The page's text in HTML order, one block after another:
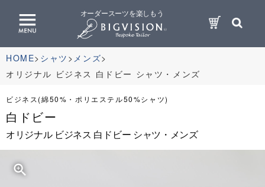
オーダースーツを楽しもう
HOME シャツ
メンズ
オリジナル ビジネス 白ドビー シャツ・メンズ
ビジネス(綿50%・ポリエステル50%シャツ)
白ドビー
オリジナル ビジネス 白ドビー シャツ・メンズ
zoom_in